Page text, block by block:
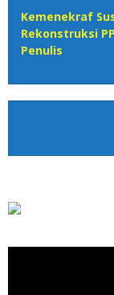
Kemenekraf
Rekonstruksi
Penulis